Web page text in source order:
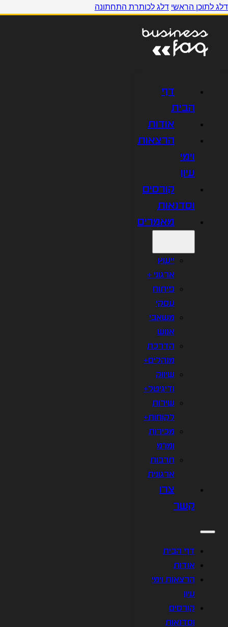
דלג לתוכן הראשי דלג לכותרת התחתונה
דף
הבית
אודות
הרצאות
וימי
עיון
קורסים
וסדנאות
מאמרים
ייעוץ
ארגוני +
פיתוח
עסקי
משאבי
אנוש
הדרכת
מנהלים+
שיווק
ודיגיטל+
שירות
לקוחות+
מכירות
ומו"מ
תרבות
ארגונית
צרו
קשר
דף הבית
אודות
הרצאות וימי
עיון
קורסים
וסדנאות